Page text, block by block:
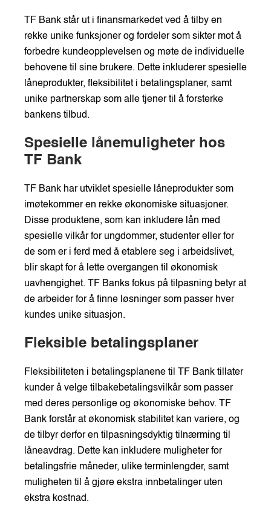
TF Bank står ut i finansmarkedet ved å tilby en
rekke unike funksjoner og fordeler som sikter mot å
forbedre kundeopplevelsen og møte de individuelle
behovene til sine brukere. Dette inkluderer spesielle
låneprodukter, fleksibilitet i betalingsplaner, samt
unike partnerskap som alle tjener til å forsterke
bankens tilbud.
Spesielle lånemuligheter hos
TF Bank
TF Bank har utviklet spesielle låneprodukter som
imøtekommer en rekke økonomiske situasjoner.
Disse produktene, som kan inkludere lån med
spesielle vilkår for ungdommer, studenter eller for
de som er i ferd med å etablere seg i arbeidslivet,
blir skapt for å lette overgangen til økonomisk
uavhengighet. TF Banks fokus på tilpasning betyr at
de arbeider for å finne løsninger som passer hver
kundes unike situasjon.
Fleksible betalingsplaner
Fleksibiliteten i betalingsplanene til TF Bank tillater
kunder å velge tilbakebetalingsvilkår som passer
med deres personlige og økonomiske behov. TF
Bank forstår at økonomisk stabilitet kan variere, og
de tilbyr derfor en tilpasningsdyktig tilnærming til
låneavdrag. Dette kan inkludere muligheter for
betalingsfrie måneder, ulike terminlengder, samt
muligheten til å gjøre ekstra innbetalinger uten
ekstra kostnad.